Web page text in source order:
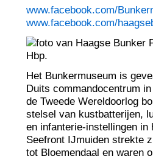
www.facebook.com/
www.facebook.com/
Het Bunkermuseum is
Duits commandocentrum
de Tweede Wereldoorlog
stelsel van kustbatterijen,
en infanterie-instellingen in
Seefront IJmuiden strekte
tot Bloemendaal en waren